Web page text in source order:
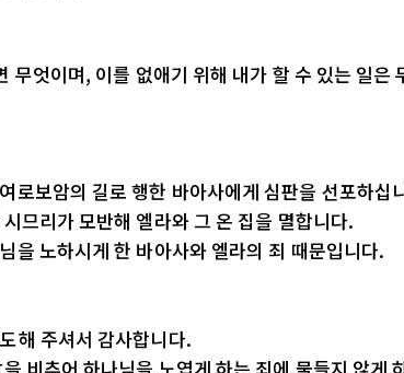
무엇이며, 이를 없애기 위해 내가 할 수 있는 일은
로보암의 길로 행한 바아사에게 심판을 선포하십
므리가 모반해 엘라와 그 온 집을 멸합니다.
을 노하시게 한 바아사와 엘라의 죄 때문입니다.
해 주셔서 감사합니다.